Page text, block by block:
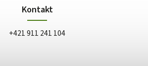
Kontakt
+421 911 241 104